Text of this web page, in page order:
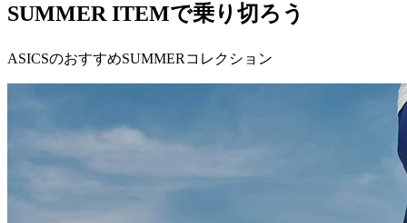
SUMMER ITEMで乗り切ろう
ASICSのおすすめSUMMERコレクション